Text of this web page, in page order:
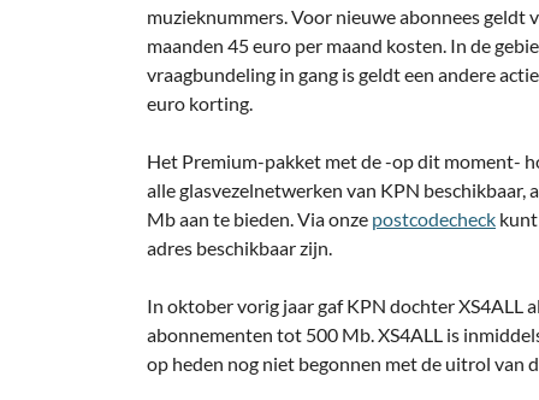
muzieknummers. Voor nieuwe abonnees geldt
maanden 45 euro per maand kosten. In de
vraagbundeling in gang is geldt een andere
euro korting.
Het Premium-pakket met de -op dit moment-
alle glasvezelnetwerken van KPN beschikbaar,
Mb aan te bieden. Via onze postcodecheck
adres beschikbaar zijn.
In oktober vorig jaar gaf KPN dochter XS4ALL
abonnementen tot 500 Mb. XS4ALL is
op heden nog niet begonnen met de uitrol van